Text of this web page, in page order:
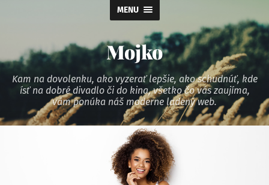
MENU
Mojko
Kam na dovolenku, ako vyzerať lepšie, ako schudnúť, kde
ísť na dobré divadlo či do kina, všetko čo vás zaujíma,
vám ponúka náš moderne ladený web.